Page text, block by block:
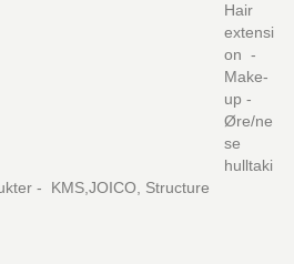
Hair
extensi
on -
Make-
up -
Øre/ne
se
hulltaki
- KMS,JOICO, Structure